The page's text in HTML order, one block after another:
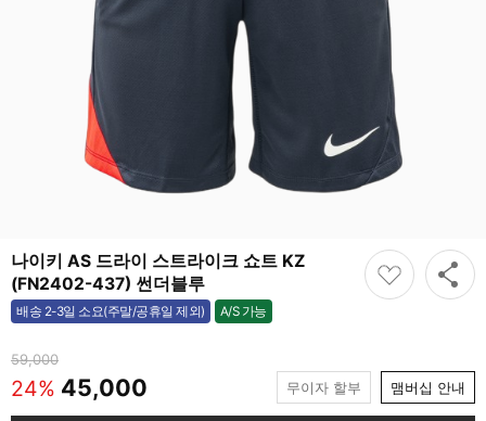
나이키 AS 드라이 스트라이크 쇼트 KZ
(FN2402-437) 썬더블루
배송 2-3일 소요(주말/공휴일 제외) A/S 가능
가능
59,000
24% 45,000 무이자 할부 맴버십 안내